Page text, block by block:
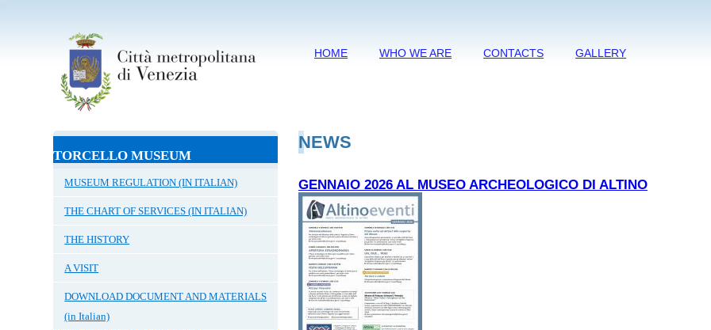
HOME WHO WE ARE CONTACTS GALLERY
TORCELLO MUSEUM
MUSEUM REGULATION (IN ITALIAN)
THE CHART OF SERVICES (IN ITALIAN)
THE HISTORY
A VISIT
DOWNLOAD DOCUMENT AND MATERIALS
(in Italian)
NEWS
GENNAIO 2026 AL MUSEO ARCHEOLOGICO DI ALTINO